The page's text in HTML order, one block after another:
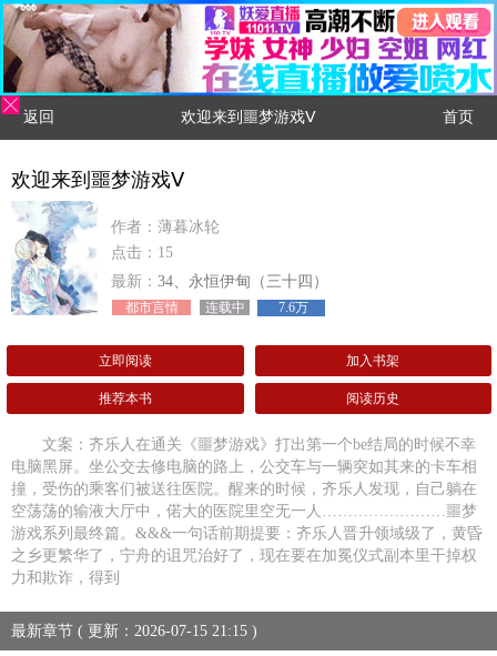
返回 欢迎来到噩梦游戏Ⅴ 首页
欢迎来到噩梦游戏Ⅴ
作者：薄暮冰轮
点击：15
最新： 34、永恒伊甸（三十四）
都市言情 连载中 7.6万
立即阅读 加入书架
推荐本书 阅读历史
文案：齐乐人在通关《噩梦游戏》打出第一个be结局的时候不幸
电脑黑屏。坐公交去修电脑的路上，公交车与一辆突如其来的卡车相
撞，受伤的乘客们被送往医院。醒来的时候，齐乐人发现，自己躺在
空荡荡的输液大厅中，偌大的医院里空无一人……………………噩梦
游戏系列最终篇。&&&一句话前期提要：齐乐人晋升领域级了，黄昏
之乡更繁华了，宁舟的诅咒治好了，现在要在加冕仪式副本里干掉权
力和欺诈，得到
最新章节 ( 更新：2026-07-15 21:15 )